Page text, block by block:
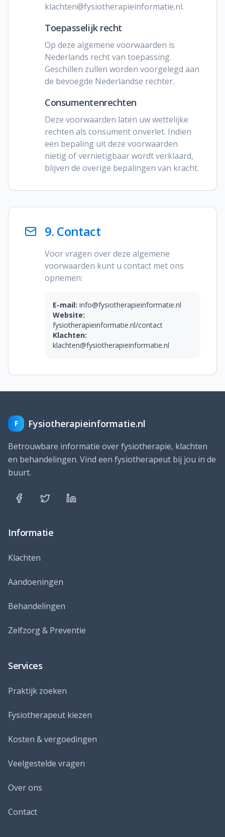
klachten@fysiotherapieinformatie.nl.
Toepasselijk recht
Op deze algemene voorwaarden is
Nederlands recht van toepassing.
Geschillen zullen worden voorgelegd aan
de bevoegde Nederlandse rechter.
Consumentenrechten
Deze voorwaarden laten uw wettelijke
rechten als consument onverlet. Indien
een bepaling uit deze voorwaarden
nietig of vernietigbaar wordt verklaard,
blijven de overige bepalingen van kracht.
9. Contact
Voor vragen over deze algemene
voorwaarden kunt u contact met ons
opnemen:
E-mail: info@fysiotherapieinformatie.nl
Website:
fysiotherapieinformatie.nl/contact
Klachten:
klachten@fysiotherapieinformatie.nl
F Fysiotherapieinformatie.nl
Betrouwbare informatie over fysiotherapie, klachten
en behandelingen. Vind een fysiotherapeut bij jou in de
buurt.
Informatie
Klachten
Aandoeningen
Behandelingen
Zelfzorg & Preventie
Services
Praktijk zoeken
Fysiotherapeut kiezen
Kosten & vergoedingen
Veelgestelde vragen
Over ons
Contact